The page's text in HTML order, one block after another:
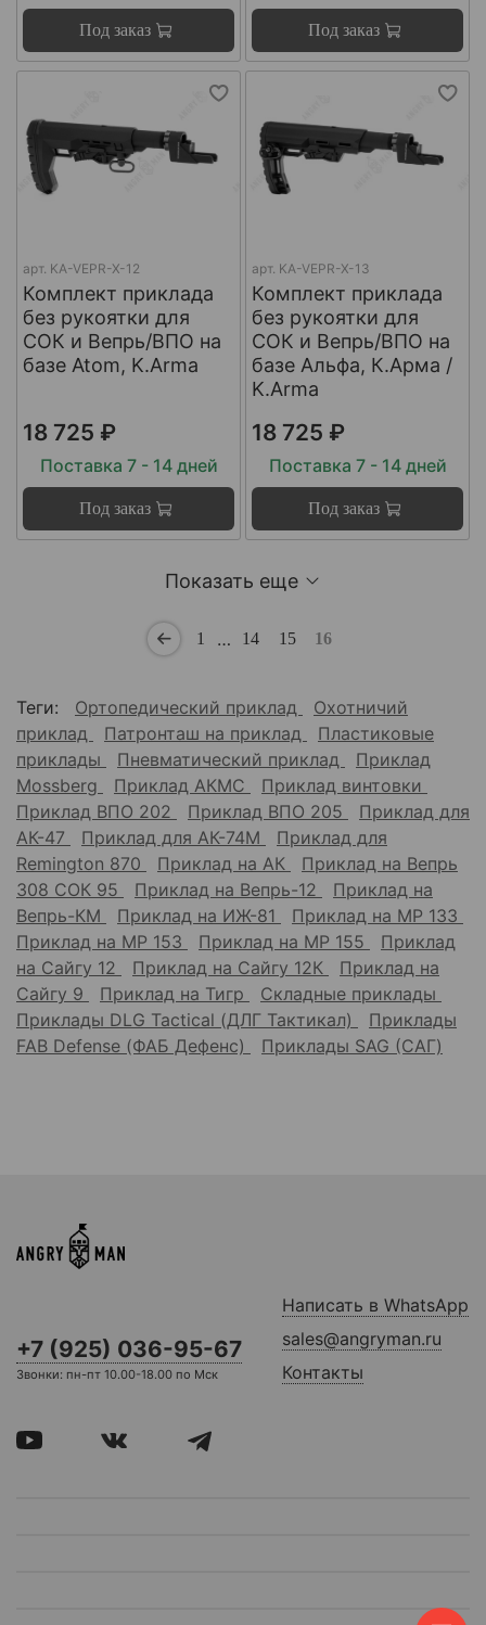
Под заказ Под заказ
арт. KA-VEPR-X-12
Комплект приклада
без рукоятки для
СОК и Вепрь/ВПО на
базе Atom, K.Arma
18 725 ₽
Поставка 7 - 14 дней
Под заказ
арт. KA-VEPR-X-13
Комплект приклада
без рукоятки для
СОК и Вепрь/ВПО на
базе Альфа, К.Арма /
K.Arma
18 725 ₽
Поставка 7 - 14 дней
Под заказ
Показать еще
1 … 14 15 16
Теги: Ортопедический приклад
Охотничий
приклад
Патронташ на приклад
Пластиковые
приклады
Пневматический приклад
Приклад
Mossberg
Приклад АКМС
Приклад винтовки
Приклад ВПО 202
Приклад ВПО 205
Приклад для
АК-47
Приклад для АК-74М
Приклад для
Remington 870
Приклад на АК
Приклад на Вепрь
308 СОК 95
Приклад на Вепрь-12
Приклад на
Вепрь-КМ
Приклад на ИЖ-81
Приклад на МР 133
Приклад на МР 153
Приклад на МР 155
Приклад
на Сайгу 12
Приклад на Сайгу 12К
Приклад на
Сайгу 9
Приклад на Тигр
Складные приклады
Приклады DLG Tactical (ДЛГ Тактикал)
Приклады
FAB Defense (ФАБ Дефенс)
Приклады SAG (САГ)
+7 (925) 036-95-67
Звонки: пн-пт 10.00-18.00 по Мск
Написать в WhatsApp
sales@angryman.ru
Контакты